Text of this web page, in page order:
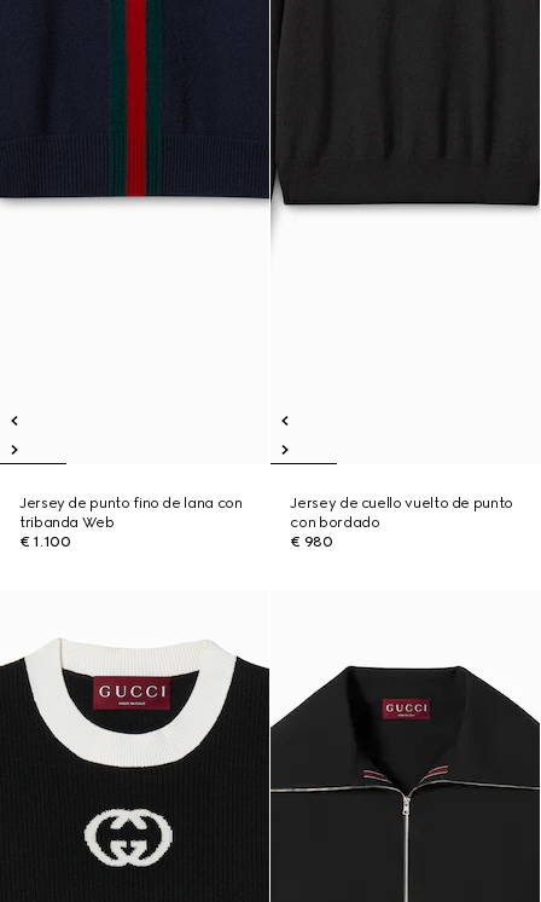
Jersey de punto fino de lana con
tribanda Web
€ 1.100
Jersey de cuello vuelto de punto
con bordado
€ 980